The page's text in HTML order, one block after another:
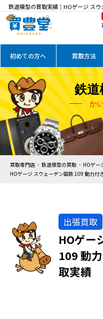
鉄道模型の買取実績｜HOゲージ スウ
取
初めての方へ 買取方法
鉄道
か
買取専門店 鉄道模型の買取
HOゲー
HOゲージ スウェーデン国鉄 109 動力付
出張買取
HOゲー
109 動
取実績